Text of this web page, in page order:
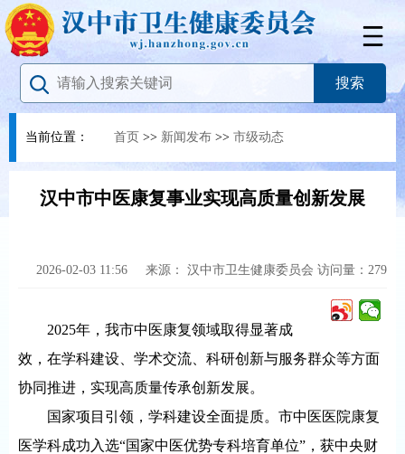
当前位置： 首页 >> 新闻发布 >> 市级动态
汉中市中医康复事业实现高质量创新发展
2026-02-03 11:56 来源： 汉中市卫生健康委员会 访问量： 279
2025年，我市中医康复领域取得显著成
效，在学科建设、学术交流、科研创新与服务群众等方面
协同推进，实现高质量传承创新发展。
国家项目引领，学科建设全面提质。市中医医院康复
医学科成功入选“国家中医优势专科培育单位”，获中央财